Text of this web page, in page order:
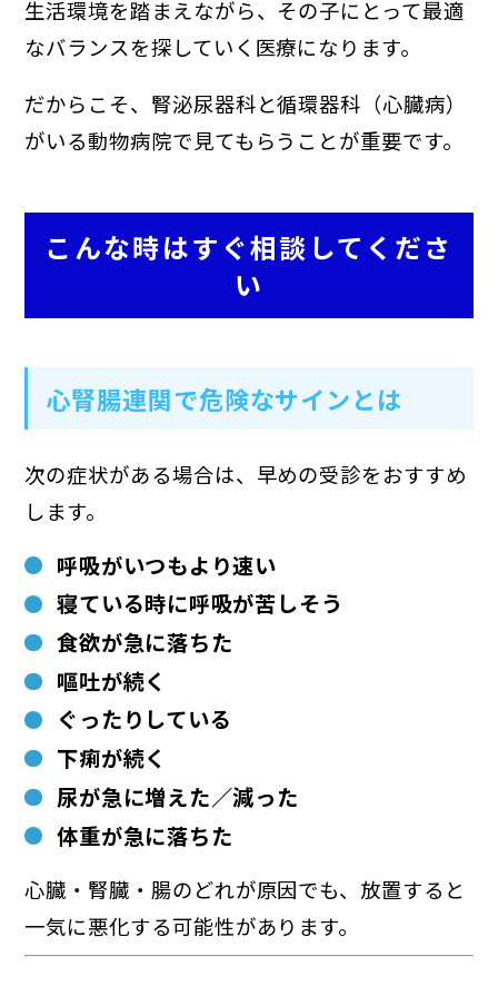
生活環境を踏まえながら、その子にとって最適
なバランスを探していく医療になります。
だからこそ、腎泌尿器科と循環器科（心臓病）
がいる動物病院で見てもらうことが重要です。
こんな時はすぐ相談してくださ
い
心腎腸連関で危険なサインとは
次の症状がある場合は、早めの受診をおすすめ
します。
呼吸がいつもより速い
寝ている時に呼吸が苦しそう
食欲が急に落ちた
嘔吐が続く
ぐったりしている
下痢が続く
尿が急に増えた／減った
体重が急に落ちた
心臓・腎臓・腸のどれが原因でも、放置すると
一気に悪化する可能性があります。